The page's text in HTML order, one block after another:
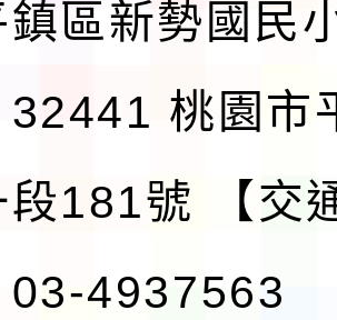
鎮區新勢國民
32441 桃園市
段181號
【交
03-4937563